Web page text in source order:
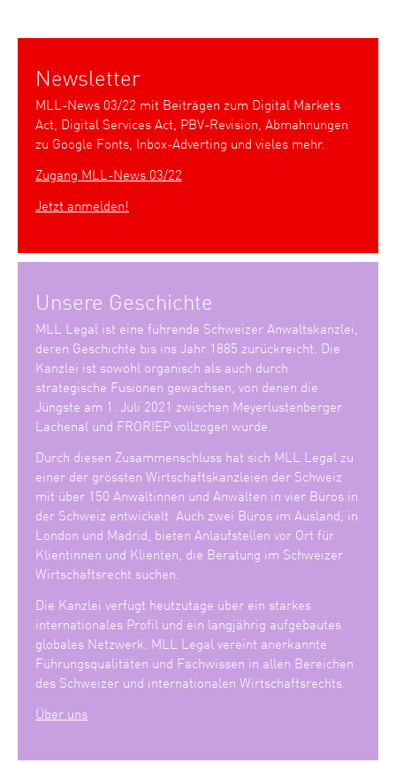
Newsletter
MLL-News 03/22 mit Beiträgen zum Digital Markets
Act, Digital Services Act, PBV-Revision, Abmahnungen
zu Google Fonts, Inbox-Adverting und vieles mehr.
Zugang MLL-News 03/22
Jetzt anmelden!
Unsere Geschichte
MLL Legal ist eine führende Schweizer Anwaltskanzlei,
deren Geschichte bis ins Jahr 1885 zurückreicht. Die
Kanzlei ist sowohl organisch als auch durch
strategische Fusionen gewachsen, von denen die
Jüngste am 1. Juli 2021 zwischen Meyerlustenberger
Lachenal und FRORIEP vollzogen wurde.
Durch diesen Zusammenschluss hat sich MLL Legal zu
einer der grössten Wirtschaftskanzleien der Schweiz
mit über 150 Anwältinnen und Anwälten in vier Büros in
der Schweiz entwickelt. Auch zwei Büros im Ausland, in
London und Madrid, bieten Anlaufstellen vor Ort für
Klientinnen und Klienten, die Beratung im Schweizer
Wirtschaftsrecht suchen.
Die Kanzlei verfügt heutzutage über ein starkes
internationales Profil und ein langjährig aufgebautes
globales Netzwerk. MLL Legal vereint anerkannte
Führungsqualitäten und Fachwissen in allen Bereichen
des Schweizer und internationalen Wirtschaftsrechts.
Über uns